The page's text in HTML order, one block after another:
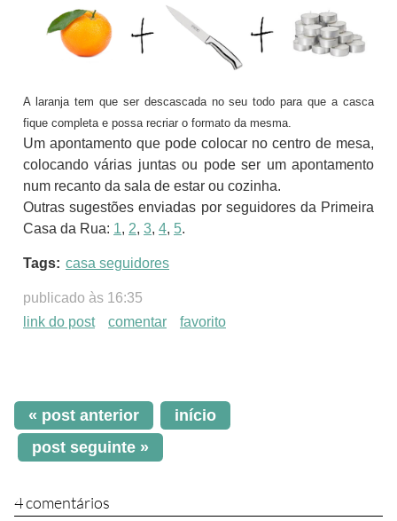
A laranja tem que ser descascada no seu todo para que a casca
fique completa e possa recriar o formato da mesma.
Um apontamento que pode colocar no centro de mesa,
colocando várias juntas ou pode ser um apontamento
num recanto da sala de estar ou cozinha.
Outras sugestões enviadas por seguidores da Primeira
Casa da Rua: 1, 2, 3, 4, 5.
Tags: casa seguidores
publicado às 16:35
link do post
comentar favorito
« post anterior
início
post seguinte »
4 comentários